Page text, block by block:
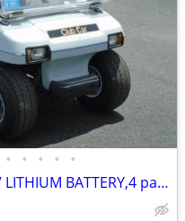
• • • • •
CLUB CAR, lots of extras, 51.2V LITHIUM BATTERY,4 passenger golf cart